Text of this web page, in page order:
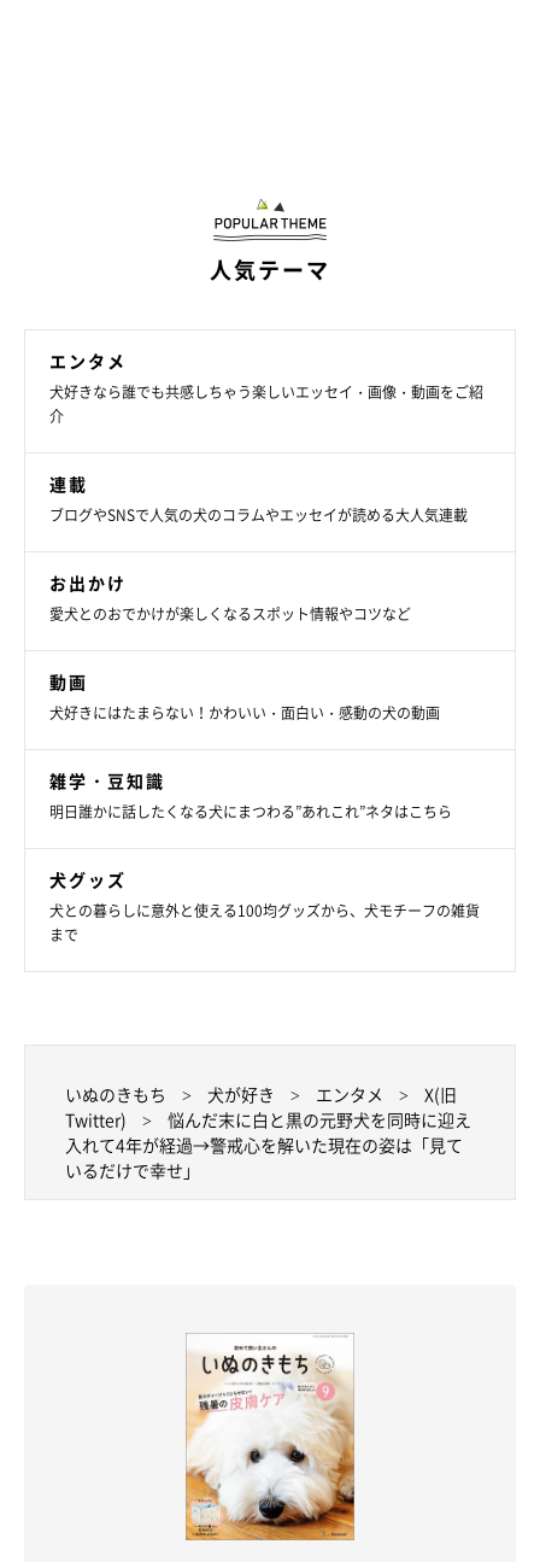
人気テーマ
エンタメ
犬好きなら誰でも共感しちゃう楽しいエッセイ・画像・動画をご紹
介
連載
ブログやSNSで人気の犬のコラムやエッセイが読める大人気連載
お出かけ
愛犬とのおでかけが楽しくなるスポット情報やコツなど
動画
犬好きにはたまらない！かわいい・面白い・感動の犬の動画
雑学・豆知識
明日誰かに話したくなる犬にまつわる”あれこれ”ネタはこちら
犬グッズ
犬との暮らしに意外と使える100均グッズから、犬モチーフの雑貨
まで
いぬのきもち 犬が好き エンタメ
X(旧
Twitter)
悩んだ末に白と黒の元野犬を同時に迎え
入れて4年が経過→警戒心を解いた現在の姿は「見て
いるだけで幸せ」